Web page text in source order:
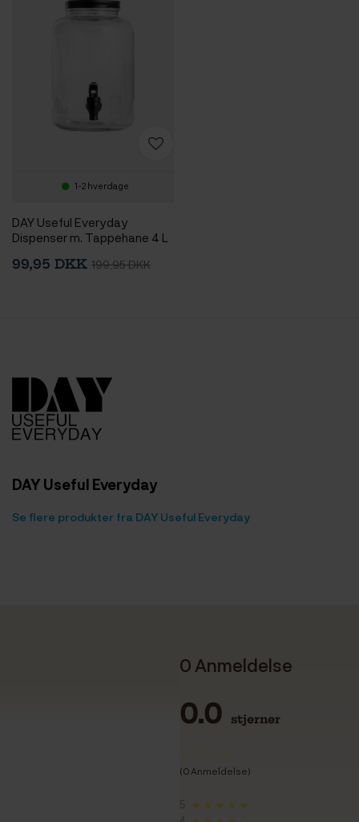
1-2 hverdage
DAY Useful Everyday
Dispenser m. Tappehane 4 L
99,95 DKK 199,95 DKK
DAY Useful Everyday
Se flere produkter fra DAY Useful Everyday
0 Anmeldelse
0.0 stjerner
(0 Anmeldelse)
5 ★★★★★